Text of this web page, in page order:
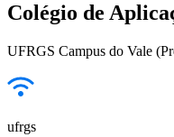
Colégio de
UFRGS Campus do Vale
ufrgs